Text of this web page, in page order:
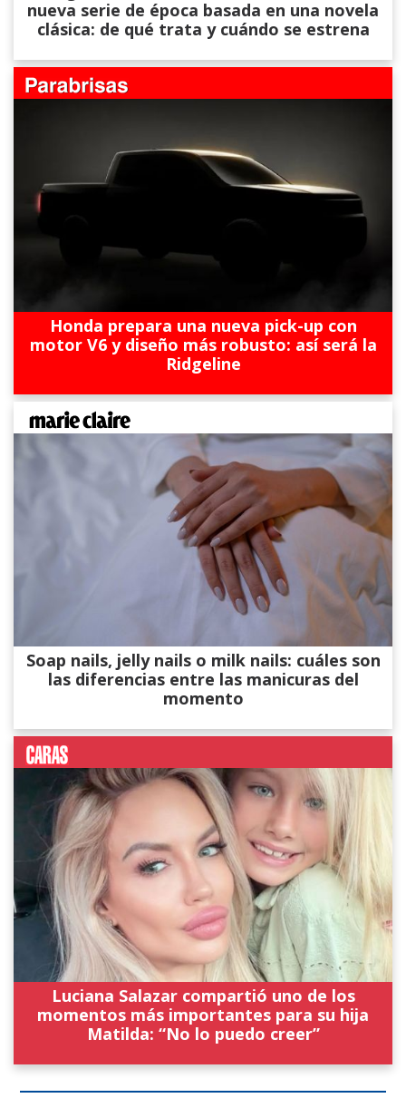
nueva serie de época basada en una novela
clásica: de qué trata y cuándo se estrena
Honda prepara una nueva pick-up con
motor V6 y diseño más robusto: así será la
Ridgeline
Soap nails, jelly nails o milk nails: cuáles son
las diferencias entre las manicuras del
momento
Luciana Salazar compartió uno de los
momentos más importantes para su hija
Matilda: “No lo puedo creer”